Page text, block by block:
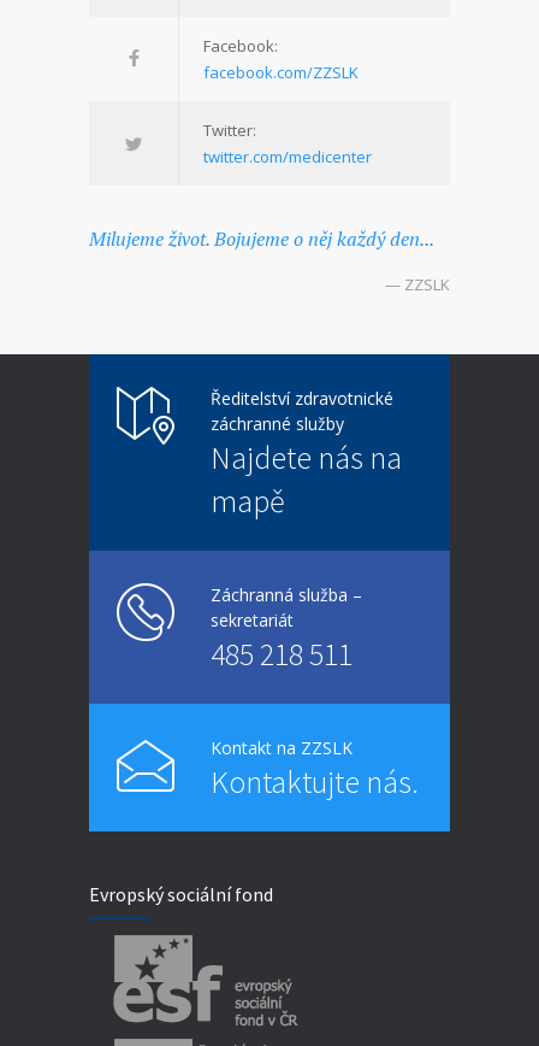
Facebook:
facebook.com/ZZSLK
Twitter:
twitter.com/medicenter
Milujeme život. Bojujeme o něj každý den...
— ZZSLK
Ředitelství zdravotnické
záchranné služby
Najdete nás na
mapě
Záchranná služba –
sekretariát
485 218 511
Kontakt na ZZSLK
Kontaktujte nás.
Evropský sociální fond